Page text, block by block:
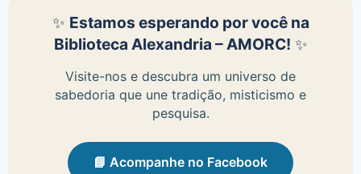
✨ Estamos esperando por você na
Biblioteca Alexandria – AMORC! ✨
Visite-nos e descubra um universo de
sabedoria que une tradição, misticismo e
pesquisa.
📘 Acompanhe no Facebook